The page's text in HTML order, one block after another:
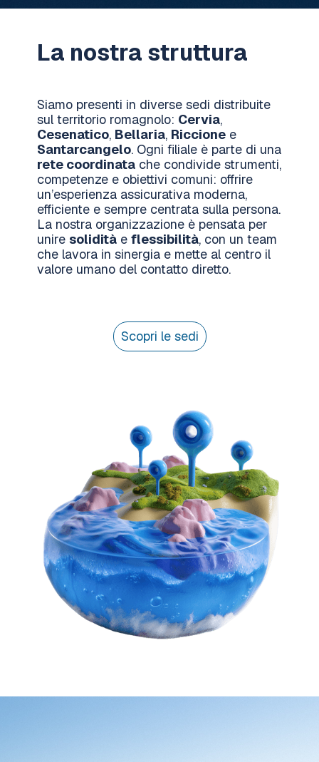
La nostra struttura
Siamo presenti in diverse sedi distribuite
sul territorio romagnolo: Cervia,
Cesenatico, Bellaria, Riccione e
Santarcangelo. Ogni filiale è parte di una
rete coordinata che condivide strumenti,
competenze e obiettivi comuni: offrire
un’esperienza assicurativa moderna,
efficiente e sempre centrata sulla persona.
La nostra organizzazione è pensata per
unire solidità e flessibilità, con un team
che lavora in sinergia e mette al centro il
valore umano del contatto diretto.
Scopri le sedi